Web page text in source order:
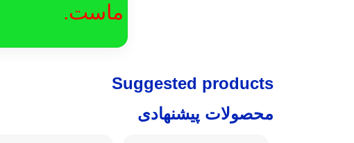
ماست.
Suggested products
محصولات پیشنهادی